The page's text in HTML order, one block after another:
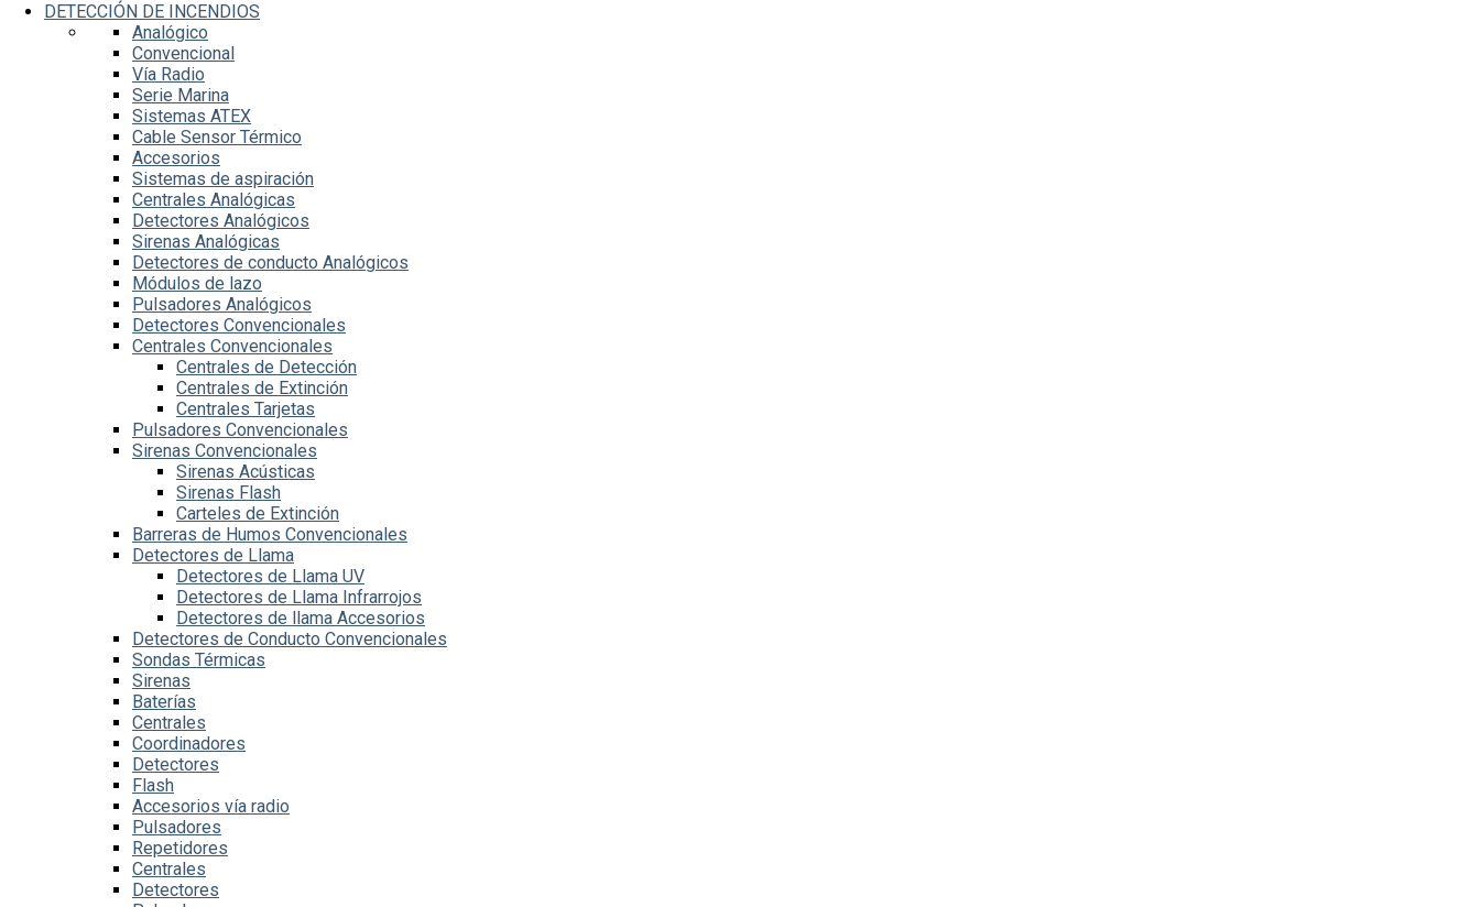
DETECCIÓN DE INCENDIOS
Analógico
Convencional
Vía Radio
Serie Marina
Sistemas ATEX
Cable Sensor Térmico
Accesorios
Sistemas de aspiración
Centrales Analógicas
Detectores Analógicos
Sirenas Analógicas
Detectores de conducto Analógicos
Módulos de lazo
Pulsadores Analógicos
Detectores Convencionales
Centrales Convencionales
Centrales de Detección
Centrales de Extinción
Centrales Tarjetas
Pulsadores Convencionales
Sirenas Convencionales
Sirenas Acústicas
Sirenas Flash
Carteles de Extinción
Barreras de Humos Convencionales
Detectores de Llama
Detectores de Llama UV
Detectores de Llama Infrarrojos
Detectores de llama Accesorios
Detectores de Conducto Convencionales
Sondas Térmicas
Sirenas
Baterías
Centrales
Coordinadores
Detectores
Flash
Accesorios vía radio
Pulsadores
Repetidores
Centrales
Detectores